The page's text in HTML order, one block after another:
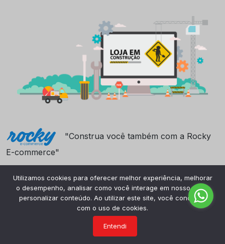
"Construa você também com a Rocky
E-commerce"
Utilizamos cookies para oferecer melhor experiência, melhorar
o desempenho, analisar como você interage em nosso site e
personalizar conteúdo. Ao utilizar este site, você concorda
com o uso de cookies.
Entendi